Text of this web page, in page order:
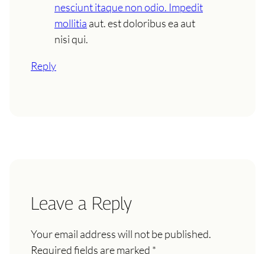
nesciunt itaque non odio. Impedit
mollitia aut. est doloribus ea aut
nisi qui.
Reply
Leave a Reply
Your email address will not be published.
Required fields are marked *